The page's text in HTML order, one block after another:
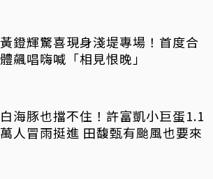
黃鐙輝驚喜現身淺堤專場！首度合
體飆唱嗨喊「相見恨晚」
白海豚也擋不住！許富凱小巨蛋1.1
萬人冒雨挺進 田馥甄有颱風也要來